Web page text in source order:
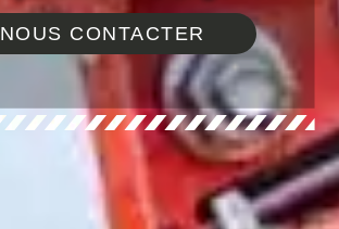
NOUS CONTACTER